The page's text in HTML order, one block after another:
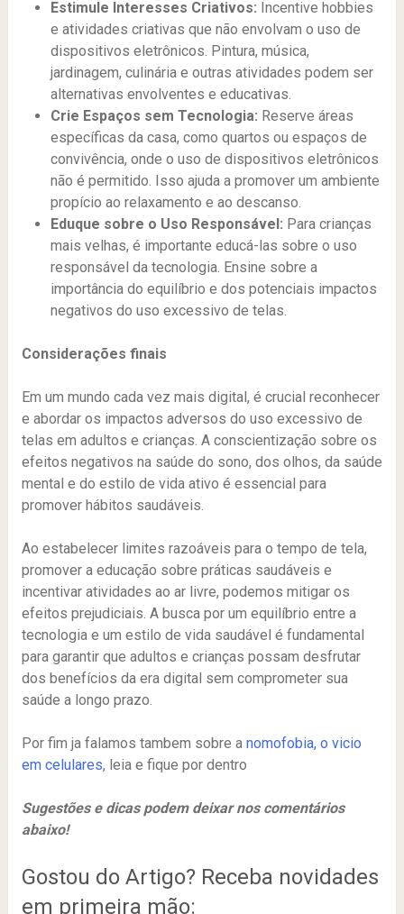
Estimule Interesses Criativos: Incentive hobbies
e atividades criativas que não envolvam o uso de
dispositivos eletrônicos. Pintura, música,
jardinagem, culinária e outras atividades podem ser
alternativas envolventes e educativas.
Crie Espaços sem Tecnologia: Reserve áreas
específicas da casa, como quartos ou espaços de
convivência, onde o uso de dispositivos eletrônicos
não é permitido. Isso ajuda a promover um ambiente
propício ao relaxamento e ao descanso.
Eduque sobre o Uso Responsável: Para crianças
mais velhas, é importante educá-las sobre o uso
responsável da tecnologia. Ensine sobre a
importância do equilíbrio e dos potenciais impactos
negativos do uso excessivo de telas.
Considerações finais
Em um mundo cada vez mais digital, é crucial reconhecer
e abordar os impactos adversos do uso excessivo de
telas em adultos e crianças. A conscientização sobre os
efeitos negativos na saúde do sono, dos olhos, da saúde
mental e do estilo de vida ativo é essencial para
promover hábitos saudáveis.
Ao estabelecer limites razoáveis para o tempo de tela,
promover a educação sobre práticas saudáveis e
incentivar atividades ao ar livre, podemos mitigar os
efeitos prejudiciais. A busca por um equilíbrio entre a
tecnologia e um estilo de vida saudável é fundamental
para garantir que adultos e crianças possam desfrutar
dos benefícios da era digital sem comprometer sua
saúde a longo prazo.
Por fim ja falamos tambem sobre a nomofobia, o vicio
em celulares, leia e fique por dentro
Sugestões e dicas podem deixar nos comentários
abaixo!
Gostou do Artigo? Receba novidades
em primeira mão: